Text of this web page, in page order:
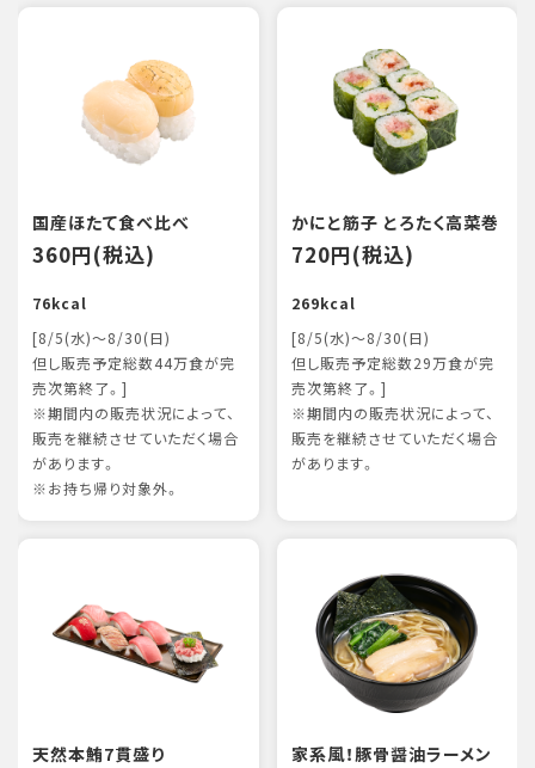
国産ほたて食べ比べ
360円(税込)
76kcal
[8/5(水)～8/30(日)
但し販売予定総数44万食が完
売次第終了。]
※期間内の販売状況によって、
販売を継続させていただく場合
があります。
※お持ち帰り対象外。
かにと筋子 とろたく高菜巻
720円(税込)
269kcal
[8/5(水)～8/30(日)
但し販売予定総数29万食が完
売次第終了。]
※期間内の販売状況によって、
販売を継続させていただく場合
があります。
天然本鮪7貫盛り 家系風！豚骨醤油ラーメン